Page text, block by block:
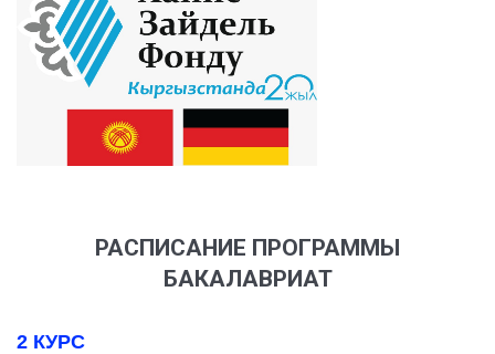
РАСПИСАНИЕ ПРОГРАММЫ
БАКАЛАВРИАТ
2 КУРС